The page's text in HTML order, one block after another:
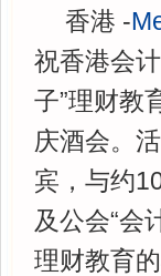
香港 -
祝香港会
子”理财教
庆酒会。
宾，与约
及公会“会
理财教育